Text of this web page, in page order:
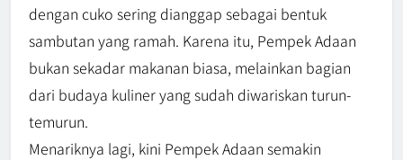
dengan cuko sering dianggap sebagai bentuk
sambutan yang ramah. Karena itu, Pempek Adaan
bukan sekadar makanan biasa, melainkan bagian
dari budaya kuliner yang sudah diwariskan turun-
temurun.
Menariknya lagi, kini Pempek Adaan semakin